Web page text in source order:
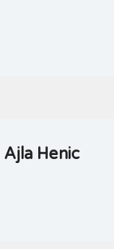
Ajla Henic